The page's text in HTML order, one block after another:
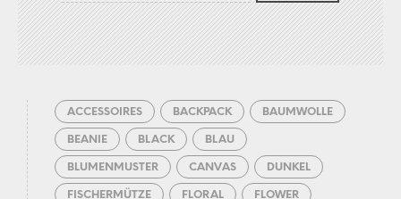
ACCESSOIRES BACKPACK BAUMWOLLE
BEANIE BLACK BLAU
BLUMENMUSTER CANVAS DUNKEL
FISCHERMÜTZE FLORAL FLOWER